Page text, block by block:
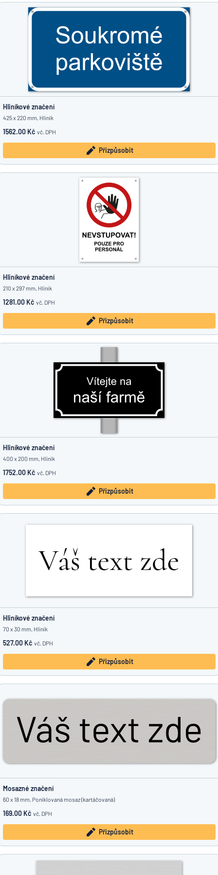
Hliníkové značení
425 x 220 mm, Hliník
1562.00 Kč vč. DPH
Přizpůsobit
Hliníkové značení
210 x 297 mm, Hliník
1281.00 Kč vč. DPH
Přizpůsobit
Hliníkové značení
400 x 200 mm, Hliník
1752.00 Kč vč. DPH
Přizpůsobit
Hliníkové značení
70 x 30 mm, Hliník
527.00 Kč vč. DPH
Přizpůsobit
Mosazné značení
60 x 18 mm, Poniklovaná mosaz (kartáčovaná)
169.00 Kč vč. DPH
Přizpůsobit